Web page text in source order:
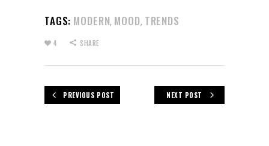
TAGS: MODERN, MOOD, TRENDS
4 SHARE
PREVIOUS POST NEXT POST